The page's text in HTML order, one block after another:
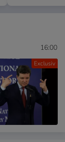
Exclusiv
16:00